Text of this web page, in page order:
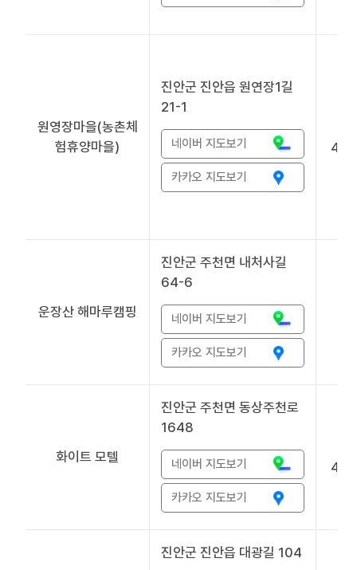
원영장마을(농촌체
험휴양마을)
진안군 진안읍 원연장1길
21-1
네이버 지도보기
카카오 지도보기
운장산 해마루캠핑
진안군 주천면 내처사길
64-6
네이버 지도보기
카카오 지도보기
화이트 모텔
진안군 주천면 동상주천로
1648
네이버 지도보기
카카오 지도보기
진안군 진안읍 대광길 104